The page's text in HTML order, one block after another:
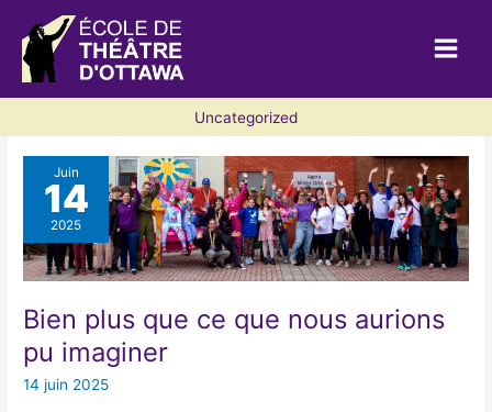
contenu
Uncategorized
Juin
14
2025
Bien plus que ce que nous aurions
pu imaginer
14 juin 2025